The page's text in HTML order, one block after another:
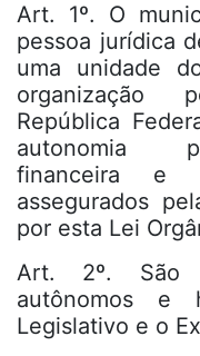
Art. 1º. O
pessoa jurídica
uma unidade
organização
República
autonomia
financeira e
assegurados
por esta Lei
Art. 2º. São
autônomos e
Legislativo e o